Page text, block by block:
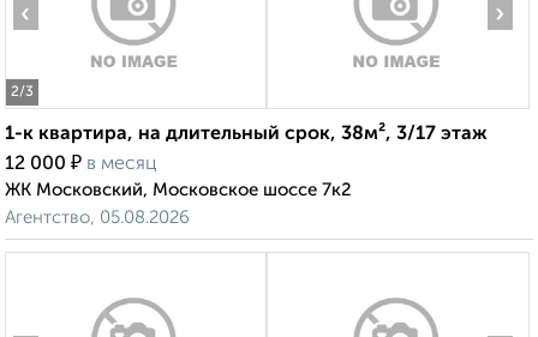
2/3
‹ ›
1-к квартира, на длительный срок, 38м², 3/17 этаж
12 000 ₽ в месяц
ЖК Московский, Московское шоссе 7к2
Агентство, 05.08.2026